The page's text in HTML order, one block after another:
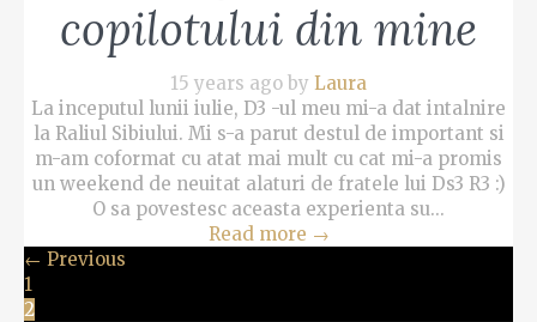
copilotului din mine
15 years ago by Laura
La inceputul lunii iulie, D3 -ul meu mi-a dat intalnire
la Raliul Sibiului. Mi s-a parut destul de important si
m-am coformat cu atat mai mult cu cat mi-a promis
un weekend de neuitat alaturi de fratele lui Ds3 R3 :)
O sa povestesc aceasta experienta su...
Read more →
← Previous
1
2